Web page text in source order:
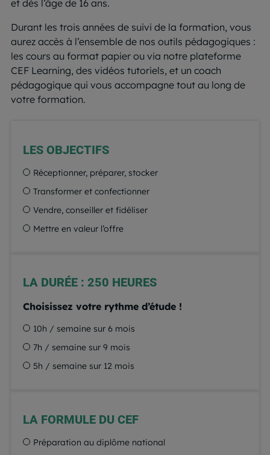
et dès l’âge de 16 ans.
Durant les trois années de suivi de la formation, vous
aurez accès à l’ensemble de nos outils pédagogiques :
les cours au format papier ou via notre plateforme
CEF Learning, des vidéos tutoriels, et un coach
pédagogique qui vous accompagne tout au long de
votre formation.
LES OBJECTIFS
Réceptionner, préparer, stocker
Transformer et confectionner
Vendre, conseiller et fidéliser
Mettre en valeur l’offre
LA DURÉE : 250 HEURES
Choisissez votre rythme d’étude !
10h / semaine sur 6 mois
7h / semaine sur 9 mois
5h / semaine sur 12 mois
LA FORMULE DU CEF
Préparation au diplôme national